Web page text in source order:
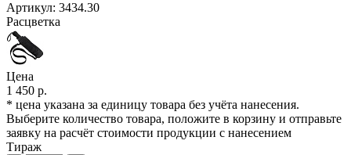
Артикул: 3434.30
Расцветка
Цена
1 450 р.
* цена указана за единицу товара без учёта нанесения.
Выберите количество товара, положите в корзину и отправьте
заявку на расчёт стоимости продукции с нанесением
Тираж